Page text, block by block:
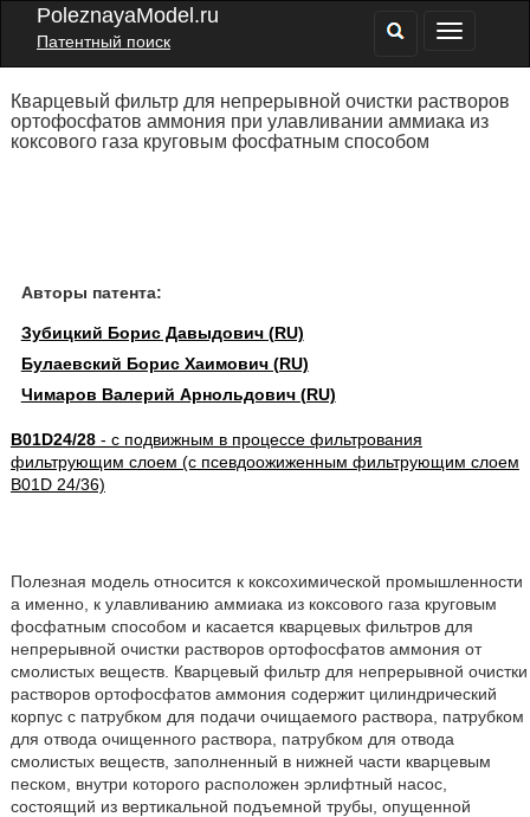
PoleznayaModel.ru
Патентный поиск
Кварцевый фильтр для непрерывной очистки растворов
ортофосфатов аммония при улавливании аммиака из
коксового газа круговым фосфатным способом
Авторы патента:
Зубицкий Борис Давыдович (RU)
Булаевский Борис Хаимович (RU)
Чимаров Валерий Арнольдович (RU)
B01D24/28- с подвижным в процессе фильтрования
фильтрующим слоем (с псевдоожиженным фильтрующим слоем
B01D 24/36)
Полезная модель относится к коксохимической промышленности
а именно, к улавливанию аммиака из коксового газа круговым
фосфатным способом и касается кварцевых фильтров для
непрерывной очистки растворов ортофосфатов аммония от
смолистых веществ. Кварцевый фильтр для непрерывной очистки
растворов ортофосфатов аммония содержит цилиндрический
корпус с патрубком для подачи очищаемого раствора, патрубком
для отвода очищенного раствора, патрубком для отвода
смолистых веществ, заполненный в нижней части кварцевым
песком, внутри которого расположен эрлифтный насос,
состоящий из вертикальной подъемной трубы, опущенной